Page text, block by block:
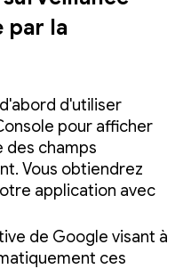
par la
d'utiliser
pour afficher
des champs
Vous obtiendrez
application avec
de Google visant à
ces